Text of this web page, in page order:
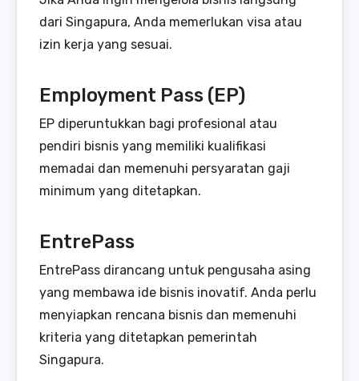
dari Singapura, Anda memerlukan visa atau
izin kerja yang sesuai.
Employment Pass (EP)
EP diperuntukkan bagi profesional atau
pendiri bisnis yang memiliki kualifikasi
memadai dan memenuhi persyaratan gaji
minimum yang ditetapkan.
EntrePass
EntrePass dirancang untuk pengusaha asing
yang membawa ide bisnis inovatif. Anda perlu
menyiapkan rencana bisnis dan memenuhi
kriteria yang ditetapkan pemerintah
Singapura.